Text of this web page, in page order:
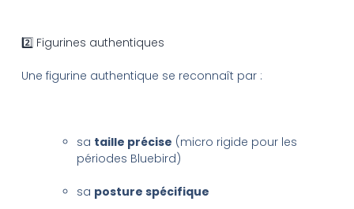
2️⃣ Figurines authentiques
Une figurine authentique se reconnaît par :
sa taille précise (micro rigide pour les
périodes Bluebird)
sa posture spécifique